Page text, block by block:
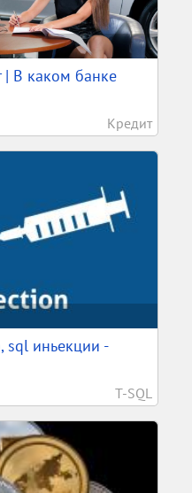
| В каком банке
Кредит
sql иньекции -
T-SQL